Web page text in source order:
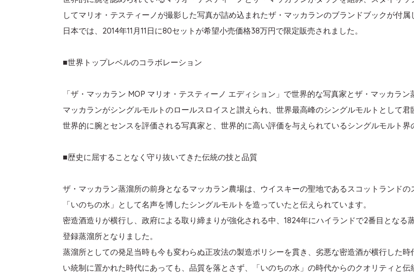
してマリオ・テスティーノが撮影した写真が詰め込まれたザ・マッカランのブランドブックが付属
日本では、2014年11月11日に80セットが希望小売価格38万円で限定販売されました。
■世界トップレベルのコラボレーション
「ザ・マッカラン MOP マリオ・テスティーノ エディション」で世界的な写真家とザ・マッカラ
マッカランがシングルモルトのロールスロイスと讃えられ、世界最高峰のシングルモルトとして君
世界的に腕とセンスを評価される写真家と、世界的に高い評価を与えられているシングルモルト界
■歴史に屈することなく守り抜いてきた伝統の技と品質
ザ・マッカラン蒸溜所の前身となるマッカラン農場は、ウイスキーの聖地であるスコットランド
「いのちの水」として名声を博したシングルモルトを造っていたと伝えられています。
密造酒造りが横行し、政府による取り締まりが強化される中、1824年にハイランドで2番目とな
登録蒸溜所となりました。
蒸溜所としての発足当時も今も変わらぬ正攻法の製造ポリシーを貫き、劣悪な密造酒が横行した
い統制に置かれた時代にあっても、品質を落とさず、「いのちの水」の時代からのクオリティと伝